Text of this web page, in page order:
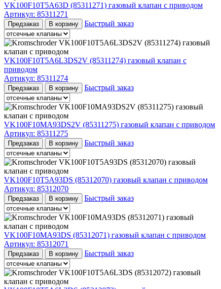
VK100F10T5A63D (85311271) газовый клапан с приводом
Артикул: 85311271
Предзаказ В корзину Быстрый заказ
VK100F10T5A6L3DS2V (85311274) газовый клапан с
приводом
Артикул: 85311274
Предзаказ В корзину Быстрый заказ
VK100F10MA93DS2V (85311275) газовый клапан с приводом
Артикул: 85311275
Предзаказ В корзину Быстрый заказ
VK100F10T5A93DS (85312070) газовый клапан с приводом
Артикул: 85312070
Предзаказ В корзину Быстрый заказ
VK100F10MA93DS (85312071) газовый клапан с приводом
Артикул: 85312071
Предзаказ В корзину Быстрый заказ